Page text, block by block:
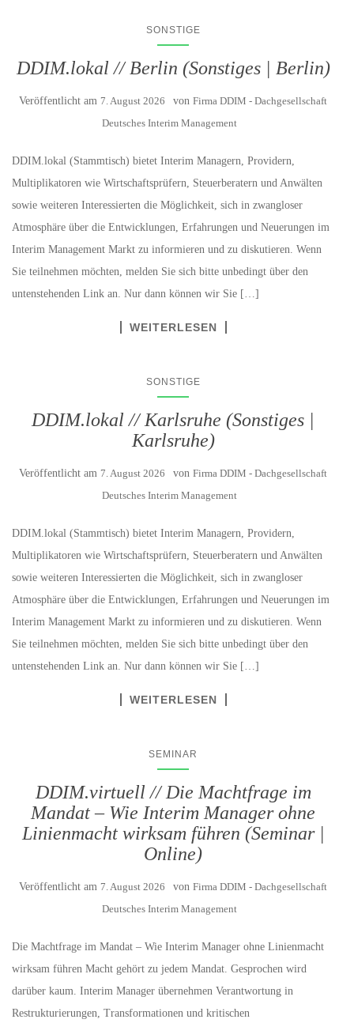
SONSTIGE
DDIM.lokal // Berlin (Sonstiges | Berlin)
Veröffentlicht am 7. August 2026 von Firma DDIM - Dachgesellschaft
Deutsches Interim Management
DDIM.lokal (Stammtisch) bietet Interim Managern, Providern,
Multiplikatoren wie Wirtschaftsprüfern, Steuerberatern und Anwälten
sowie weiteren Interessierten die Möglichkeit, sich in zwangloser
Atmosphäre über die Entwicklungen, Erfahrungen und Neuerungen im
Interim Management Markt zu informieren und zu diskutieren. Wenn
Sie teilnehmen möchten, melden Sie sich bitte unbedingt über den
untenstehenden Link an. Nur dann können wir Sie […]
WEITERLESEN
SONSTIGE
DDIM.lokal // Karlsruhe (Sonstiges |
Karlsruhe)
Veröffentlicht am 7. August 2026 von Firma DDIM - Dachgesellschaft
Deutsches Interim Management
DDIM.lokal (Stammtisch) bietet Interim Managern, Providern,
Multiplikatoren wie Wirtschaftsprüfern, Steuerberatern und Anwälten
sowie weiteren Interessierten die Möglichkeit, sich in zwangloser
Atmosphäre über die Entwicklungen, Erfahrungen und Neuerungen im
Interim Management Markt zu informieren und zu diskutieren. Wenn
Sie teilnehmen möchten, melden Sie sich bitte unbedingt über den
untenstehenden Link an. Nur dann können wir Sie […]
WEITERLESEN
SEMINAR
DDIM.virtuell // Die Machtfrage im
Mandat – Wie Interim Manager ohne
Linienmacht wirksam führen (Seminar |
Online)
Veröffentlicht am 7. August 2026 von Firma DDIM - Dachgesellschaft
Deutsches Interim Management
Die Machtfrage im Mandat – Wie Interim Manager ohne Linienmacht
wirksam führen Macht gehört zu jedem Mandat. Gesprochen wird
darüber kaum. Interim Manager übernehmen Verantwortung in
Restrukturierungen, Transformationen und kritischen